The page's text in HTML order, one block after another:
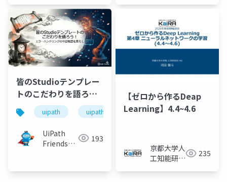
皆のStudioテンプレー
トのこだわりを語ろ
う！エラーハンドリン
グの今昔物語を添えて
uipath uipathfriends
UiPath
Friends
193
【ゼロから作るDeap
Learning】4.4~4.6
京都大学人
工知能研究
235